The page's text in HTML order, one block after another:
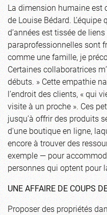
La dimension humaine est
de Louise Bédard.
d’années est tissée de
paraprofessionnelles sont
comme une famille, je
Certaines collaboratrices
débuts. » Cette empathie
l’endroit des clients, « qui
visite à un proche ». Ces
jusqu’à offrir des produits
d'une boutique en ligne,
encore à trouver des
exemple — pour
personnes qui optent pour
UNE AFFAIRE DE COUPS
Proposer des propriétés